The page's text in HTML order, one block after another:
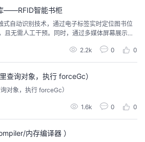
——RFID智能书柜
式自动识别技术，通过电子标签实时定位图书位
且无需人工干预。同时，通过多媒体屏幕展示图
2.2k 0 0
查询对象，执行 forceGc）
对象，执行 forceGc）
1.6k 0 0
内存编译器 ）